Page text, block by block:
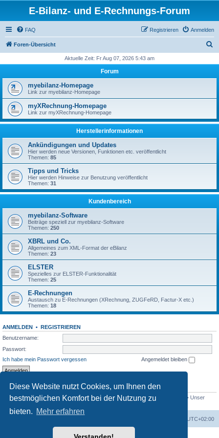
Diese Website nutzt Cookies, um Ihnen den
bestmöglichen Komfort bei der Nutzung zu
bieten. Mehr erfahren
E-Bilanz- und E-Rechnungs-Forum
FAQ Anmelden
Registrieren
Foren-Übersicht
h
Aktuelle Zeit: Fr Aug 07, 2026 5:43 am
Forum
myebilanz-Homepage
Link zur myebilanz-Homepage
myXRechnung-Homepage
Link zur myXRechnung-Homepage
Herstellerinformationen
Ankündigungen und Updates
Hier werden neue Versionen, Funktionen etc. veröffentlicht
Themen: 85
Tipps und Tricks
Hier werden Hinweise zur Benutzung veröffentlicht
Themen: 31
Kundenbereich
myebilanz-Software
Beiträge speziell zur myebilanz-Software
Themen: 250
XBRL und Co.
Allgemeines zum XML-Format der eBilanz
Themen: 23
ELSTER
Spezielles zur ELSTER-Funktionalität
Themen: 25
E-Rechnungen
Austausch zu E-Rechnungen (XRechnung, ZUGFeRD, Factur-X etc.)
Themen: 18
ANMELDEN • REGISTRIEREN
Benutzername:
Passwort:
Ich habe mein Passwort vergessen
Angemeldet bleiben
STATISTIK
Beiträge insgesamt1558 • Themen insgesamt432 • Mitglieder insgesamt
• Unser
neuestes Mitglied:
UTC+02:00
Powered byphpBB® Forum Software © phpBB Limited